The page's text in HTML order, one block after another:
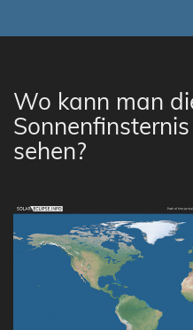
Wo kann man
sehen?